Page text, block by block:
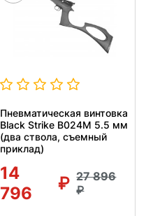
Пневматическая винтовка
Black Strike B024M 5.5 мм
(два ствола, съемный
приклад)
14
796
27 896